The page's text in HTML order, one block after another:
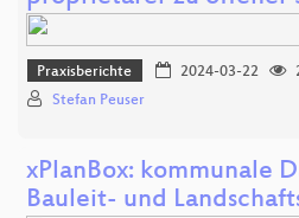
Praxisberichte 2024-03-22
Stefan Peuser
xPlanBox: kommunale
Bauleit- und